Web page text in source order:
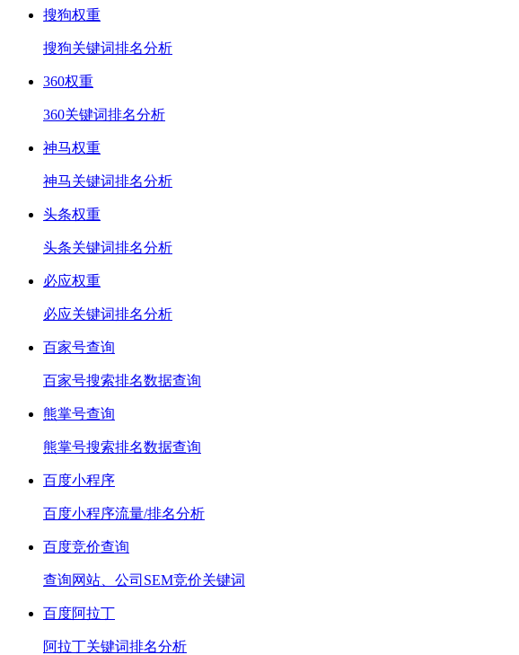
搜狗权重
搜狗关键词排名分析
360权重
360关键词排名分析
神马权重
神马关键词排名分析
头条权重
头条关键词排名分析
必应权重
必应关键词排名分析
百家号查询
百家号搜索排名数据查询
熊掌号查询
熊掌号搜索排名数据查询
百度小程序
百度小程序流量/排名分析
百度竞价查询
查询网站、公司SEM竞价关键词
百度阿拉丁
阿拉丁关键词排名分析